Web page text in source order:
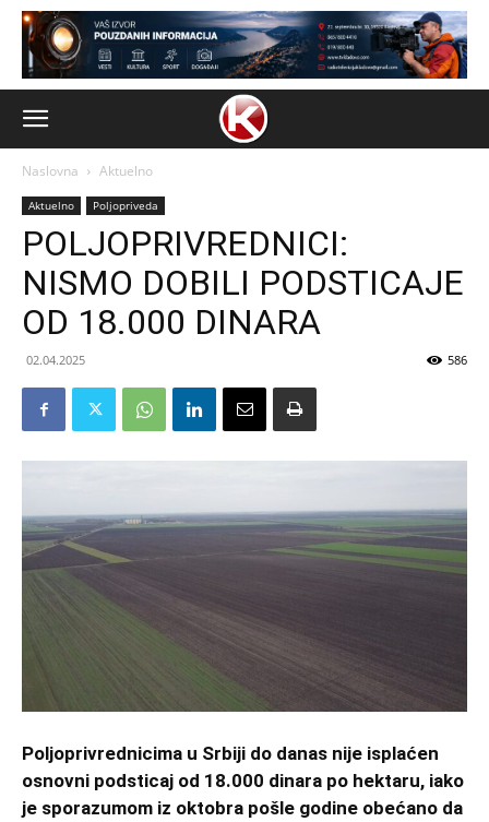
Naslovna Aktuelno
Aktuelno Poljopriveda
POLJOPRIVREDNICI:
NISMO DOBILI PODSTICAJE
OD 18.000 DINARA
02.04.2025 586
Poljoprivrednicima u Srbiji do danas nije isplaćen
osnovni podsticaj od 18.000 dinara po hektaru, iako
je sporazumom iz oktobra pošle godine obećano da